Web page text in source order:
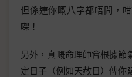
但係連你嘅八字都唔問，
㗎！
另外，真嘅命理師會根據節
定日子（例如天赦日）俾你